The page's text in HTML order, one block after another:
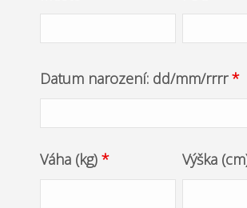
Datum narození: dd/mm/rrrr*
Váha (kg) * Výška